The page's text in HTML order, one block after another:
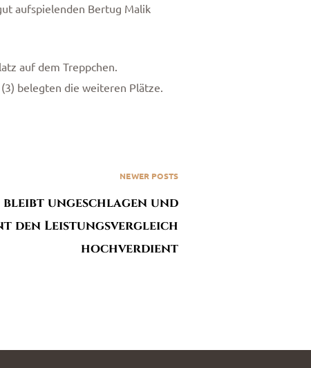
aufspielenden Bertug Malik
auf dem Treppchen.
belegten die weiteren Plätze.
NEWER POSTS
bleibt ungeschlagen und
den Leistungsvergleich
hochverdient